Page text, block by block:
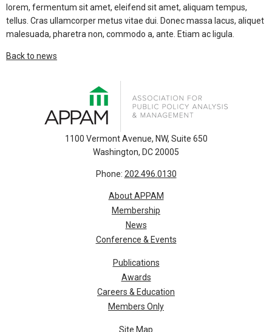
lorem, fermentum sit amet, eleifend sit amet, aliquam tempus,
tellus. Cras ullamcorper metus vitae dui. Donec massa lacus, aliquet
malesuada, pharetra non, commodo a, ante. Etiam ac ligula.
Back to news
1100 Vermont Avenue, NW, Suite 650
Washington, DC 20005
Phone: 202.496.0130
About APPAM
Membership
News
Conference & Events
Publications
Awards
Careers & Education
Members Only
Site Map